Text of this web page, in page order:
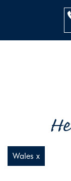
Wales x